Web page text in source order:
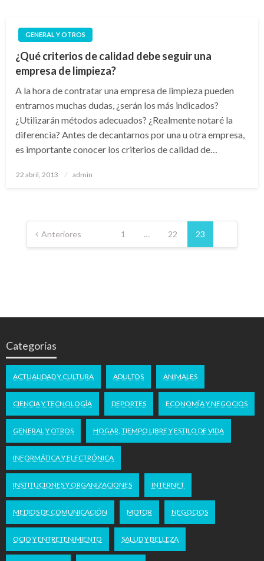
GENERAL Y OTROS
¿Qué criterios de calidad debe seguir una
empresa de limpieza?
A la hora de contratar una empresa de limpieza pueden
entrarnos muchas dudas, ¿serán los más indicados?
¿Utilizarán métodos adecuados? ¿Realmente notaré la
diferencia? Antes de decantarnos por una u otra empresa,
es importante conocer los criterios de calidad de…
Publicado
22 abril, 2013 admin
Paginación
de
entradas
Anteriores 1 … 22 23
Categorías
ACTUALIDAD Y CULTURA ADULTOS ANIMALES
CIENCIA Y TECNOLOGÍA DEPORTES ECONOMÍA Y NEGOCIOS
GENERAL Y OTROS HOGAR, TIEMPO LIBRE Y ESTILO DE VIDA
INFORMÁTICA Y ELECTRÓNICA
INSTITUCIONES Y ORGANIZACIONES INTERNET
MEDIOS DE COMUNICACIÓN MOTOR NEGOCIOS
OCIO Y ENTRETENIMIENTO SALUD Y BELLEZA